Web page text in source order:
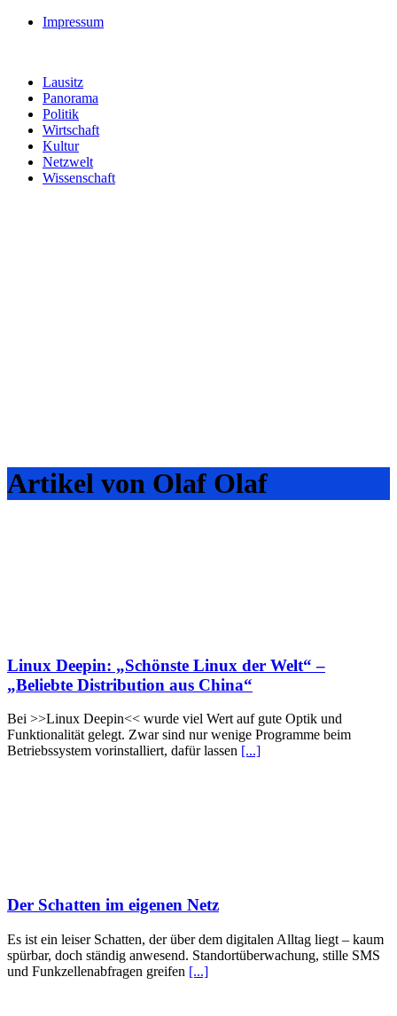
Impressum
Lausitz
Panorama
Politik
Wirtschaft
Kultur
Netzwelt
Wissenschaft
Artikel von Olaf Olaf
Linux Deepin: „Schönste Linux der Welt“ –
„Beliebte Distribution aus China“
Bei >>Linux Deepin<< wurde viel Wert auf gute Optik und
Funktionalität gelegt. Zwar sind nur wenige Programme beim
Betriebssystem vorinstalliert, dafür lassen [...]
Der Schatten im eigenen Netz
Es ist ein leiser Schatten, der über dem digitalen Alltag liegt – kaum
spürbar, doch ständig anwesend. Standortüberwachung, stille SMS
und Funkzellenabfragen greifen [...]